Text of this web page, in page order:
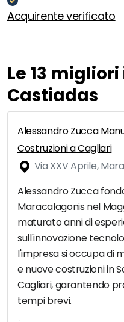
Acquirente verificato
Le 13
Castiadas
Alessandro Zucca
Costruzioni a Cagliari
Via XXV Aprile,
Alessandro Zucca
Maracalagonis nel
maturato anni di
sull'innovazione
l'impresa si occupa di
e nuove costruzioni in
Cagliari, garantendo
tempi brevi.